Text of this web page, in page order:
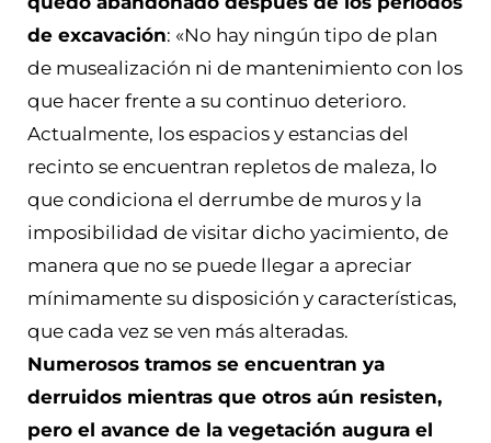
de excavación: «No hay ningún tipo de plan
de musealización ni de mantenimiento con los
que hacer frente a su continuo deterioro.
Actualmente, los espacios y estancias del
recinto se encuentran repletos de maleza, lo
que condiciona el derrumbe de muros y la
imposibilidad de visitar dicho yacimiento, de
manera que no se puede llegar a apreciar
mínimamente su disposición y características,
que cada vez se ven más alteradas.
Numerosos tramos se encuentran ya
derruidos mientras que otros aún resisten,
pero el avance de la vegetación augura el